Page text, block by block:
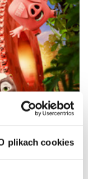
plikach cookies